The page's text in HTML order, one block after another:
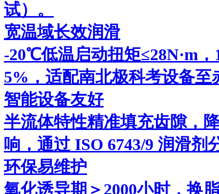
试）。
宽温域长效润滑
-20℃低温启动扭矩≤28N·m
5%，适配南北极科考设备至
智能设备友好
半流体特性精准填充齿隙，
响，通过 ISO 6743/9 润滑剂
环保易维护
氧化诱导期＞2000小时，换